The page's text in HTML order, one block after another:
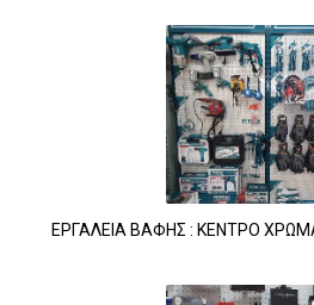
ΕΡΓΑΛΕΙΑ ΒΑΦΗΣ : ΚΕΝΤΡΟ